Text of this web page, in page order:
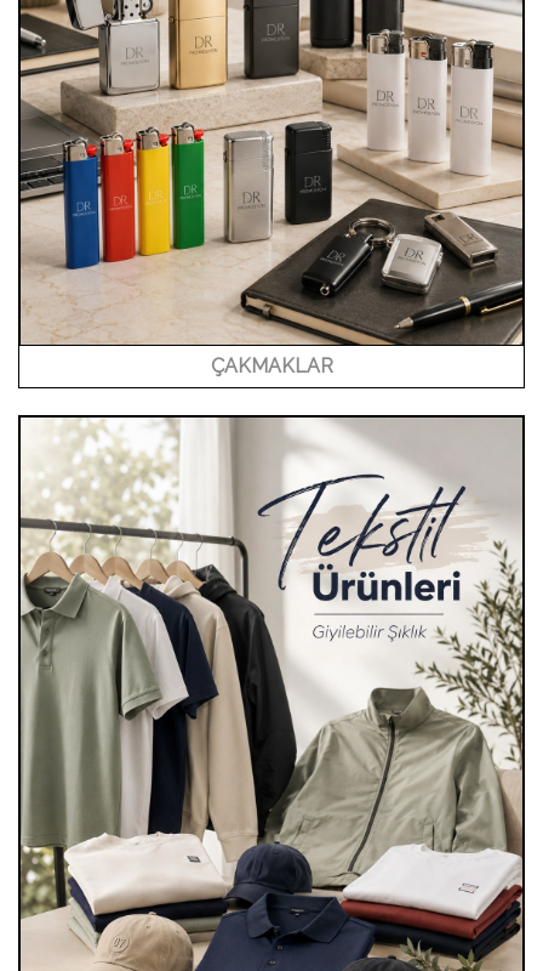
ÇAKMAKLAR